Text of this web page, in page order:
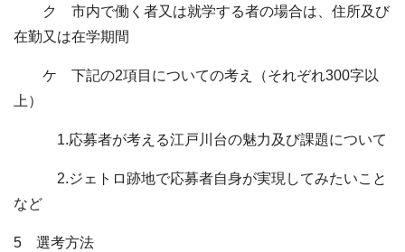
ク 市内で働く者又は就学する者の場合は、住所及び
在勤又は在学期間
ケ 下記の2項目についての考え（それぞれ300字以
上）
1.応募者が考える江戸川台の魅力及び課題について
2.ジェトロ跡地で応募者自身が実現してみたいこと
など
5 選考方法